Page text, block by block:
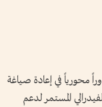
محورياً في إعادة صياغة
المستمر لدعم